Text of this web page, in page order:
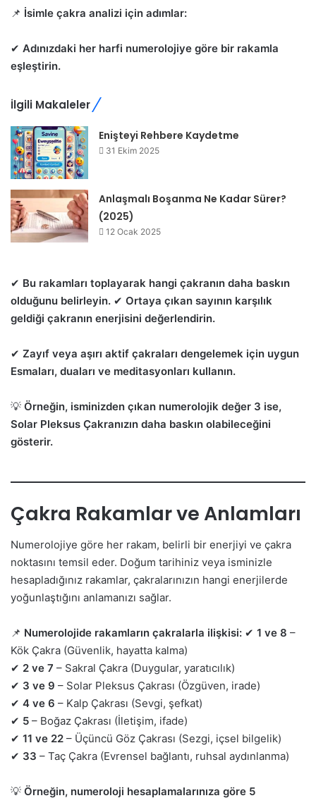
📌 İsimle çakra analizi için adımlar:
✔ Adınızdaki her harfi numerolojiye göre bir rakamla
eşleştirin.
İlgili Makaleler
Enişteyi Rehbere Kaydetme
31 Ekim 2025
Anlaşmalı Boşanma Ne Kadar Sürer?
(2025)
12 Ocak 2025
✔ Bu rakamları toplayarak hangi çakranın daha baskın
olduğunu belirleyin. ✔ Ortaya çıkan sayının karşılık
geldiği çakranın enerjisini değerlendirin.
✔ Zayıf veya aşırı aktif çakraları dengelemek için uygun
Esmaları, duaları ve meditasyonları kullanın.
💡 Örneğin, isminizden çıkan numerolojik değer 3 ise,
Solar Pleksus Çakranızın daha baskın olabileceğini
gösterir.
Çakra Rakamlar ve Anlamları
Numerolojiye göre her rakam, belirli bir enerjiyi ve çakra
noktasını temsil eder. Doğum tarihiniz veya isminizle
hesapladığınız rakamlar, çakralarınızın hangi enerjilerde
yoğunlaştığını anlamanızı sağlar.
📌 Numerolojide rakamların çakralarla ilişkisi: ✔ 1 ve 8 –
Kök Çakra (Güvenlik, hayatta kalma)
✔ 2 ve 7 – Sakral Çakra (Duygular, yaratıcılık)
✔ 3 ve 9 – Solar Pleksus Çakrası (Özgüven, irade)
✔ 4 ve 6 – Kalp Çakrası (Sevgi, şefkat)
✔ 5 – Boğaz Çakrası (İletişim, ifade)
✔ 11 ve 22 – Üçüncü Göz Çakrası (Sezgi, içsel bilgelik)
✔ 33 – Taç Çakra (Evrensel bağlantı, ruhsal aydınlanma)
💡 Örneğin, numeroloji hesaplamalarınıza göre 5